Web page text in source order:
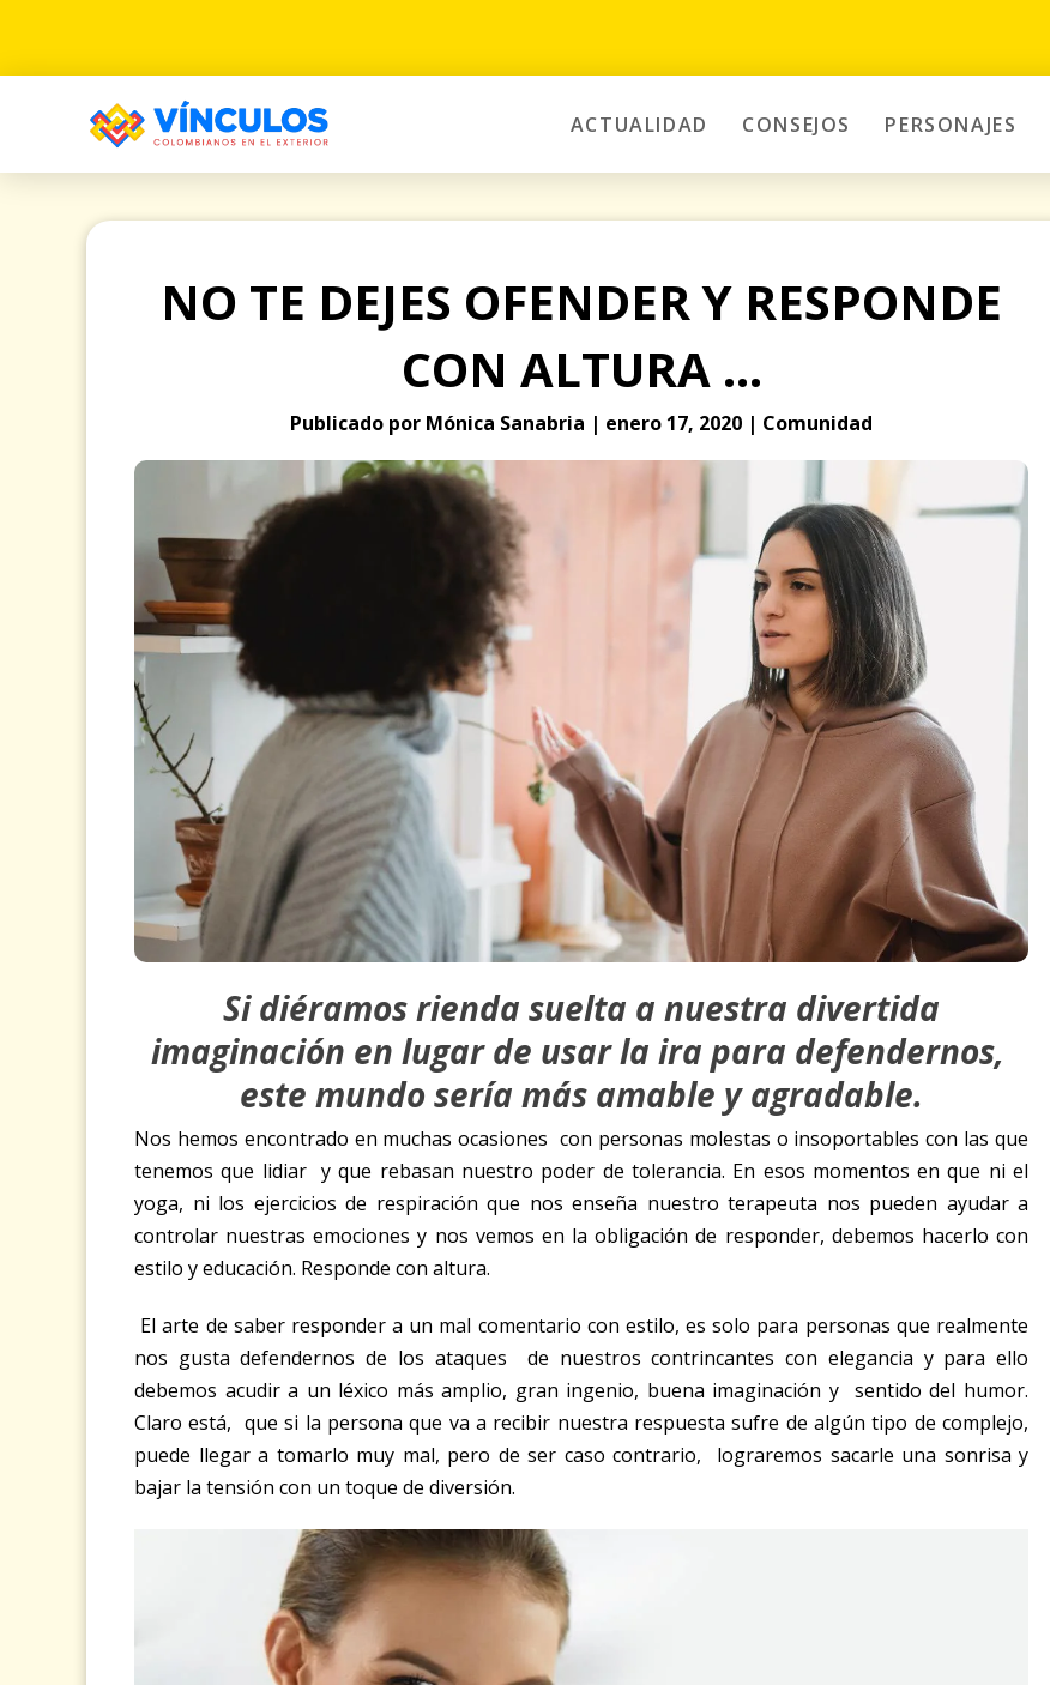
ACTUALIDAD CONSEJOS PERSONAJES
NO TE DEJES OFENDER Y RESPONDE
CON ALTURA …
Publicado por Mónica Sanabria | enero 17, 2020 | Comunidad
Si diéramos rienda suelta a nuestra divertida
imaginación en lugar de usar la ira para defendernos,
este mundo sería más amable y agradable.
Nos hemos encontrado en muchas ocasiones con personas molestas o insoportables con las que
tenemos que lidiar y que rebasan nuestro poder de tolerancia. En esos momentos en que ni el
yoga, ni los ejercicios de respiración que nos enseña nuestro terapeuta nos pueden ayudar a
controlar nuestras emociones y nos vemos en la obligación de responder, debemos hacerlo con
estilo y educación. Responde con altura.
El arte de saber responder a un mal comentario con estilo, es solo para personas que realmente
nos gusta defendernos de los ataques de nuestros contrincantes con elegancia y para ello
debemos acudir a un léxico más amplio, gran ingenio, buena imaginación y sentido del humor.
Claro está, que si la persona que va a recibir nuestra respuesta sufre de algún tipo de complejo,
puede llegar a tomarlo muy mal, pero de ser caso contrario, lograremos sacarle una sonrisa y
bajar la tensión con un toque de diversión.